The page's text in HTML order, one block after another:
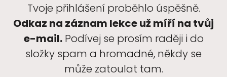
Tvoje přihlášení proběhlo úspěšně.
Odkaz na záznam lekce už míří na tvůj
e-mail.Podívej se prosím raději i do
složky spam a hromadné, někdy se
může zatoulat tam.